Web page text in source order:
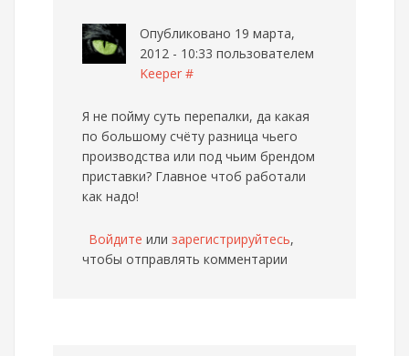
Опубликовано 19 марта,
2012 - 10:33 пользователем
Keeper #
Я не пойму суть перепалки, да какая
по большому счёту разница чьего
производства или под чьим брендом
приставки? Главное чтоб работали
как надо!
Войдите или зарегистрируйтесь,
чтобы отправлять комментарии